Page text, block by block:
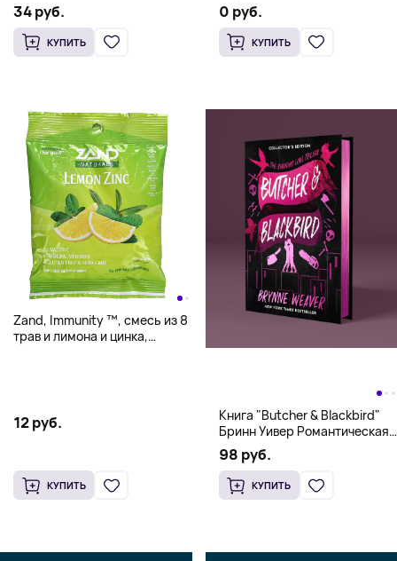
34 руб.
КУПИТЬ
60 жевательных таблеток
0 руб.
КУПИТЬ
Zand, Immunity ™, смесь из 8
трав и лимона и цинка,
12 руб.
КУПИТЬ
Книга "Butcher & Blackbird"
Бринн Уивер Романтическая
комедия о серийных убийцах
(18+)
98 руб.
КУПИТЬ